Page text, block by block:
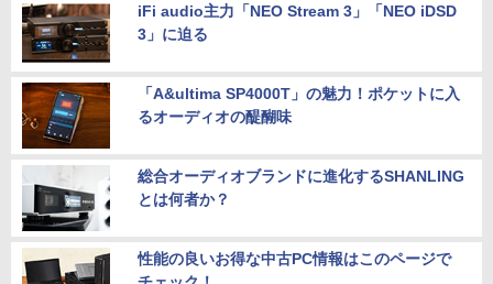
iFi audio主力「NEO Stream 3」「NEO iDSD
3」に迫る
「A&ultima SP4000T」の魅力！ポケットに入
るオーディオの醍醐味
総合オーディオブランドに進化するSHANLING
とは何者か？
性能の良いお得な中古PC情報はこのページで